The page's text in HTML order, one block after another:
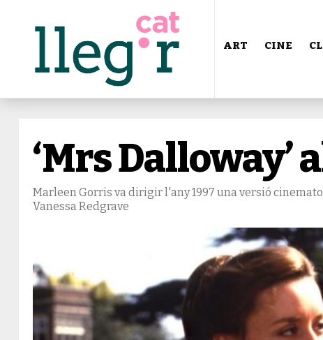
ART CINE
‘Mrs Dalloway’
Marleen Gorris va dirigir l'any 1997 una versió
Vanessa Redgrave